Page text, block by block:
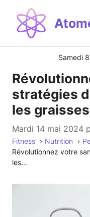
contenu
Samedi
stratégies
les
mardi 14 mai 2024
Fitness Nutrition
Révolutionnez votre
les...